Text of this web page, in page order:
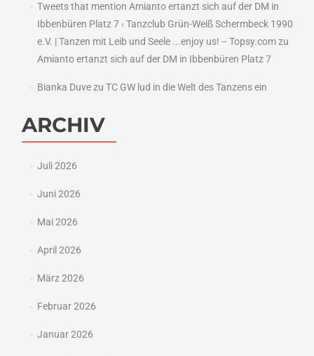
Tweets that mention Amianto ertanzt sich auf der DM in
Ibbenbüren Platz 7 ‹ Tanzclub Grün-Weiß Schermbeck 1990
e.V. | Tanzen mit Leib und Seele ...enjoy us! -- Topsy.comzu
Amianto ertanzt sich auf der DM in Ibbenbüren Platz 7
Bianka Duvezu TC GW lud in die Welt des Tanzens ein
ARCHIV
Juli 2026
Juni 2026
Mai 2026
April 2026
März 2026
Februar 2026
Januar 2026